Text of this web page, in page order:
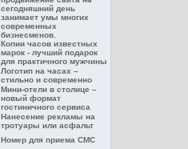
сегодняшний день
занимает умы многих
современных
бизнесменов.
Копии часов известных
марок - лучший подарок
для практичного мужчины
Логотип на часах –
стильно и современно
Мини-отели в столице –
новый формат
гостиничного сервиса
Нанесение рекламы на
тротуары или асфальт
Номер для приема СМС